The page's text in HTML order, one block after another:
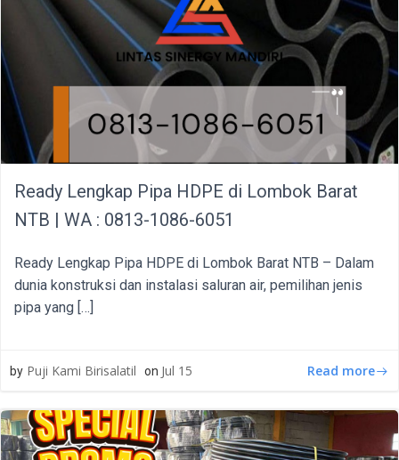
Ready Lengkap Pipa HDPE di Lombok Barat
NTB | WA : 0813-1086-6051
Ready Lengkap Pipa HDPE di Lombok Barat NTB – Dalam
dunia konstruksi dan instalasi saluran air, pemilihan jenis
pipa yang […]
by Puji Kami Birisalatil on Jul 15 Read more